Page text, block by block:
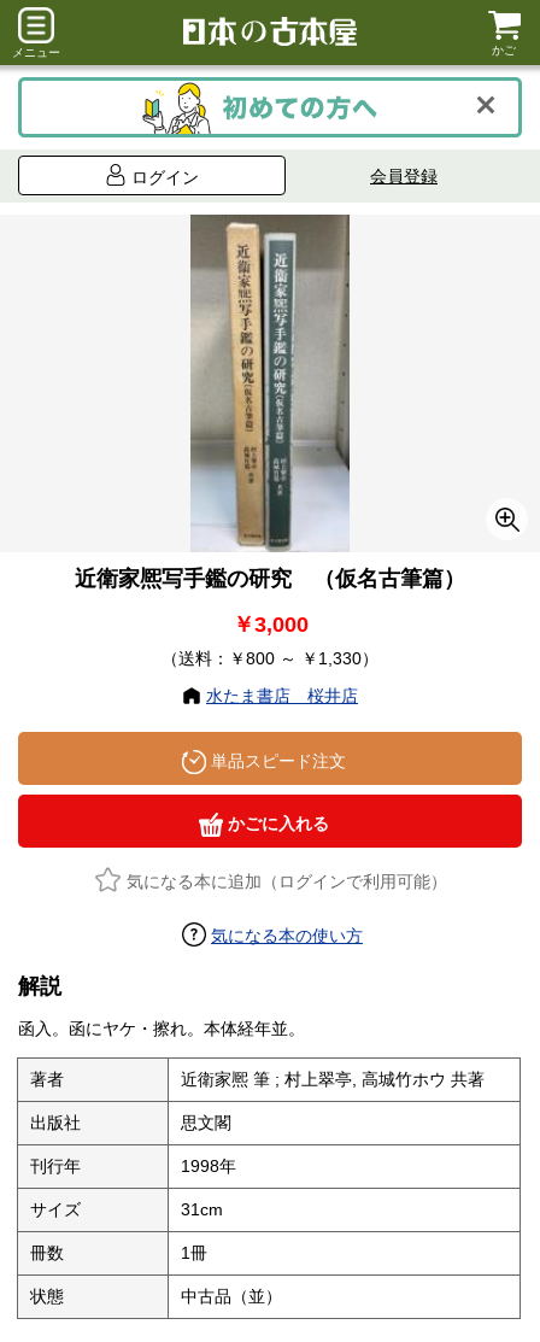
メニュー かご
ログイン 会員登録
近衛家熈写手鑑の研究 （仮名古筆篇）
￥3,000
（送料：￥800 ～ ￥1,330）
水たま書店 桜井店
単品スピード注文
かごに入れる
気になる本に追加（ログインで利用可能）
気になる本の使い方
解説
函入。函にヤケ・擦れ。本体経年並。
著者 近衛家熈 筆 ; 村上翠亭, 高城竹ホウ 共著
出版社 思文閣
刊行年 1998年
サイズ 31cm
冊数 1冊
状態 中古品（並）